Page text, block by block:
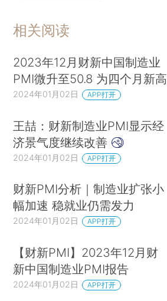
相关阅读
2023年12月财新中国制造业
PMI微升至50.8 为四个月新高
2024年01月02日 APP打开
王喆：财新制造业PMI显示经
济景气度继续改善
2024年01月02日 APP打开
财新PMI分析｜制造业扩张小
幅加速 稳就业仍需发力
2024年01月02日 APP打开
【财新PMI】2023年12月财
新中国制造业PMI报告
2024年01月02日 APP打开